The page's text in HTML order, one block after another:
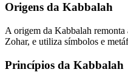
Origens da Kabbalah
A origem da Kabbalah remonta
Zohar, e utiliza símbolos e
Princípios da Kabbalah